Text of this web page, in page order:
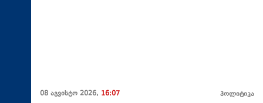
08 აგვისტო 2026, 16:07 პოლიტიკა